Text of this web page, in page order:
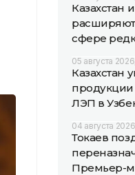
Казахстан
расширяют
сфере
05 августа
Казахстан
продукции
ЛЭП в
04 августа
Токаев
Премьер-